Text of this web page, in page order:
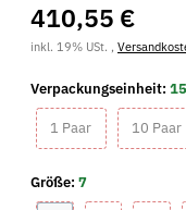
410,55 €
inkl. 19% USt. ,
Verpackungseinheit:
1 Paar1 Paar 10 Paar
Größe: 7